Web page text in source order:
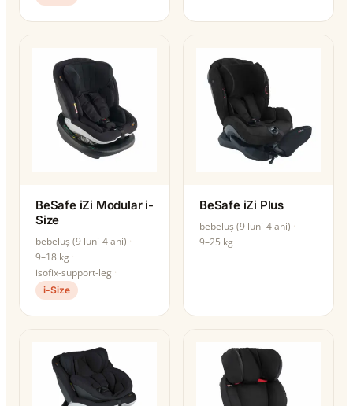
BeSafe iZi Modular i-
Size
bebeluș (9 luni-4 ani)
9–18 kg
isofix-support-leg
i-Size
BeSafe iZi Plus
bebeluș (9 luni-4 ani)
9–25 kg